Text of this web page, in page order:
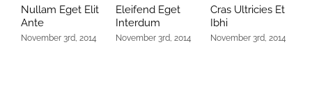
Nullam Eget Elit
Ante
November 3rd, 2014
Eleifend Eget
Interdum
November 3rd, 2014
Cras Ultricies Et
Ibhi
November 3rd, 2014